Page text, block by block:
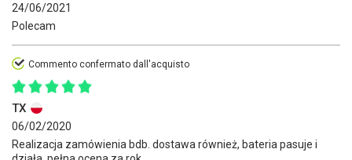
24/06/2021
Polecam
Commento confermato dall'acquisto
TX
06/02/2020
Realizacja zamówienia bdb. dostawa również, bateria pasuje i